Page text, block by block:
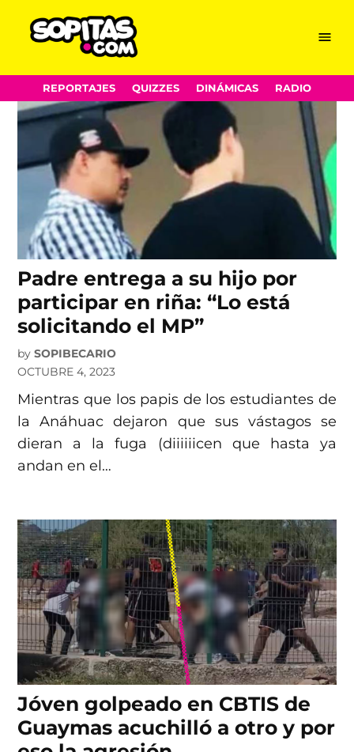
content
Menu
REPORTAJES QUIZZES DINÁMICAS RADIO
CBTIS
Padre entrega a su hijo por
participar en riña: “Lo está
solicitando el MP”
by SOPIBECARIO
OCTUBRE 4, 2023
Mientras que los papis de los estudiantes de
la Anáhuac dejaron que sus vástagos se
dieran a la fuga (diiiiiicen que hasta ya
andan en el…
Jóven golpeado en CBTIS de
Guaymas acuchilló a otro y por